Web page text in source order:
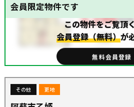
会員限定物件です
この物件をご覧頂
会員登録（無料）が
無料会員登録
その他 更地